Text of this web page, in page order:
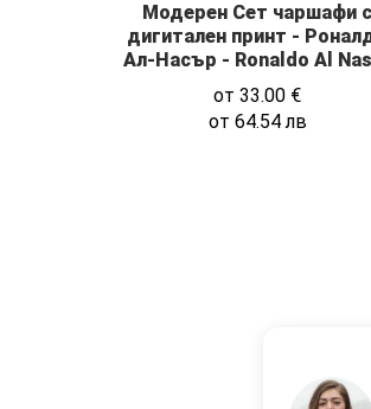
Модерен Сет чаршафи с
дигитален принт -
Ал-Насър - Ronaldo Al
от33.00 €
от 64.54лв